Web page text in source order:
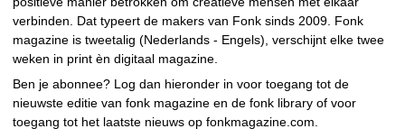
verbinden. Dat typeert de makers van Fonk sinds 2009. Fonk
magazine is tweetalig (Nederlands - Engels), verschijnt elke twee
weken in print èn digitaal magazine.
Ben je abonnee? Log dan hieronder in voor toegang tot de
nieuwste editie van fonk magazine en de fonk library of voor
toegang tot het laatste nieuws op fonkmagazine.com.